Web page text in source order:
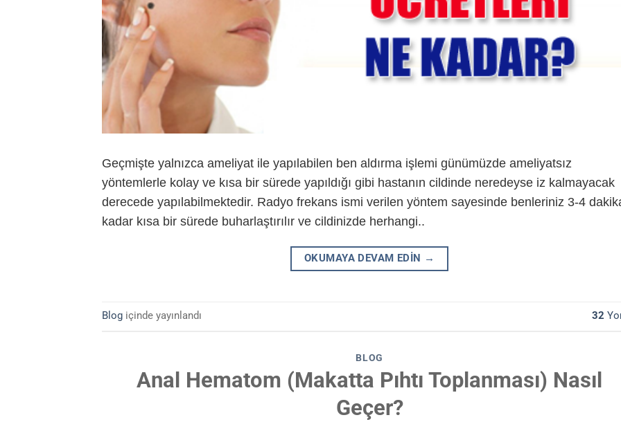
Geçmişte yalnızca ameliyat ile yapılabilen ben aldırma işlemi günümüzde ameliyatsız
yöntemlerle kolay ve kısa bir sürede yapıldığı gibi hastanın cildinde neredeyse iz kalmayacak
derecede yapılabilmektedir. Radyo frekans ismi verilen yöntem sayesinde benleriniz 3-4
kadar kısa bir sürede buharlaştırılır ve cildinizde herhangi..
OKUMAYA DEVAM EDIN →
Blog içinde yayınlandı 32
BLOG
Anal Hematom (Makatta Pıhtı Toplanması) Nasıl
Geçer?